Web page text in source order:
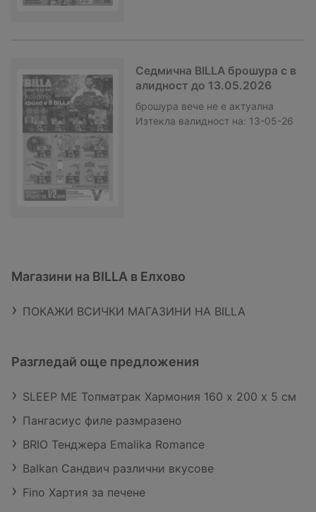
Седмична BILLA брошура с в
алидност до 13.05.2026
брошура вече не е актуална
Изтекла валидност на: 13-05-26
Магазини на BILLA в Елхово
ПОКАЖИ ВСИЧКИ МАГАЗИНИ НА BILLA
Разгледай още предложения
SLEEP ME Топматрак Хармония 160 х 200 х 5 см
Пангасиус филе размразено
BRIO Тенджера Emalika Romance
Balkan Сандвич различни вкусове
Fino Хартия за печене